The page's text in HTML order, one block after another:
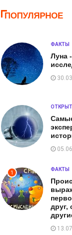
ПОПУЛЯРНОЕ
ФАКТЫ
Луна
1
ФАКТЫ
друг,